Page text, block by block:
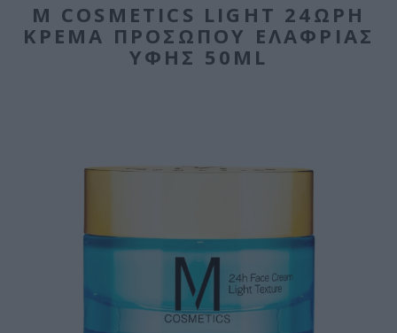
M COSMETICS LIGHT 24ΩΡΗ
ΚΡΈΜΑ ΠΡΟΣΏΠΟΥ ΕΛΑΦΡΙΆΣ
ΥΦΉΣ 50ML